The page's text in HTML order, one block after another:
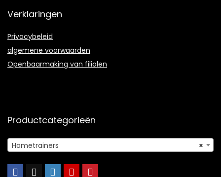
Verklaringen
Privacybeleid
algemene voorwaarden
Openbaarmaking van filialen
Productcategorieën
×
Hometrainers